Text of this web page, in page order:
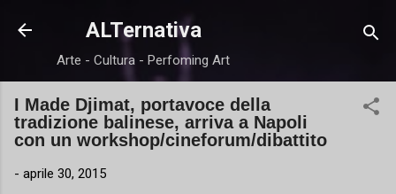
Passa ai contenuti principali
ALTernativa
Arte - Cultura - Perfoming Art
I Made Djimat, portavoce della
tradizione balinese, arriva a Napoli
con un workshop/cineforum/dibattito
- aprile 30, 2015